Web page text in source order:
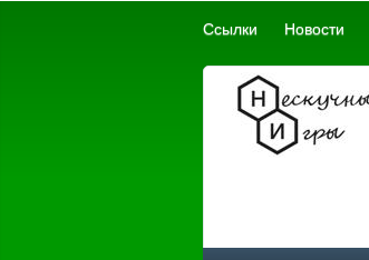
Ссылки Новости